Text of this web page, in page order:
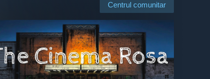
Centrul comunitar